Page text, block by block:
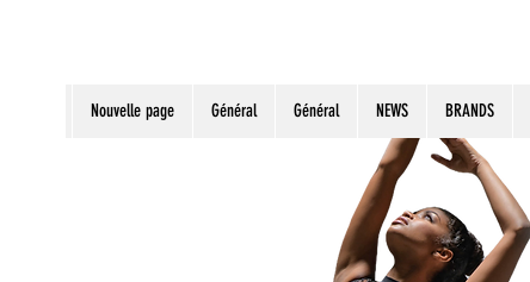
Nouvelle page Général Général NEWS BRANDS